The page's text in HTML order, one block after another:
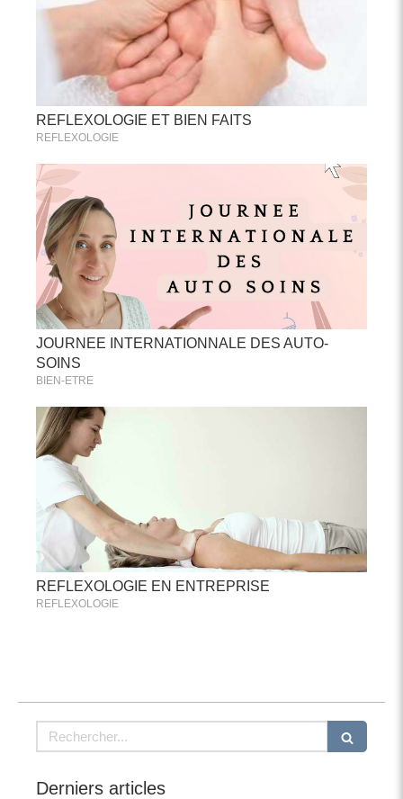
REFLEXOLOGIE ET BIEN FAITS
REFLEXOLOGIE
JOURNEE INTERNATIONNALE DES AUTO-
SOINS
BIEN-ETRE
REFLEXOLOGIE EN ENTREPRISE
REFLEXOLOGIE
Rechercher
Derniers articles